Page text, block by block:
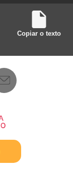
Copiar o texto